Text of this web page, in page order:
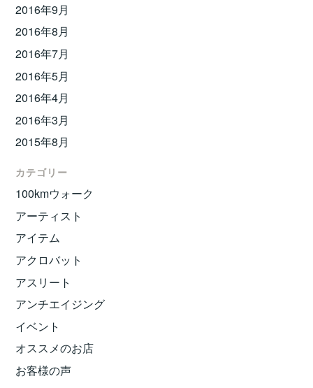
2016年9月
2016年8月
2016年7月
2016年5月
2016年4月
2016年3月
2015年8月
カテゴリー
100kmウォーク
アーティスト
アイテム
アクロバット
アスリート
アンチエイジング
イベント
オススメのお店
お客様の声